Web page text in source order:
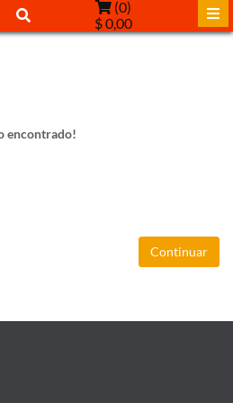
(0)
$ 0,00
encontrado!
Continuar